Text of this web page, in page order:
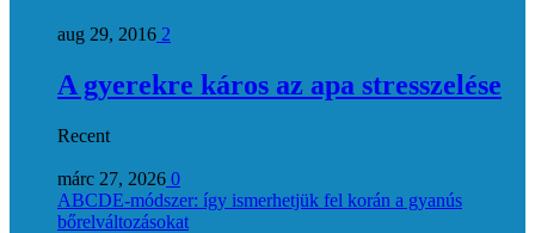
aug 29, 2016 2
A gyerekre káros az apa stresszelése
Recent
márc 27, 2026 0
ABCDE‑módszer: így ismerhetjük fel korán a gyanús
bőrelváltozásokat